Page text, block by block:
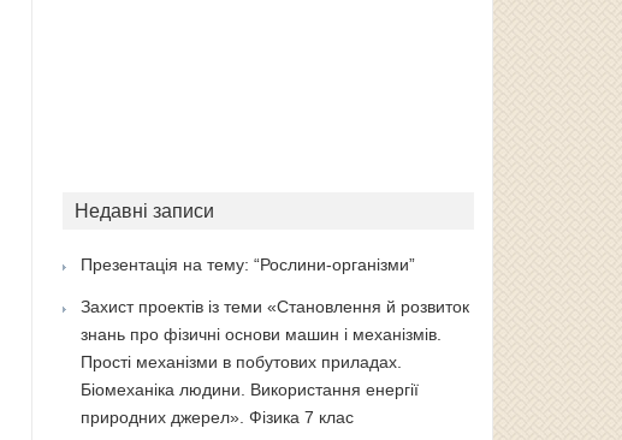
Недавні записи
Презентація на тему: “Рослини-організми”
Захист проектів із теми «Становлення й розвиток
знань про фізичні основи машин і механізмів.
Прості механізми в побутових приладах.
Біомеханіка людини. Використання енергії
природних джерел». Фізика 7 клас